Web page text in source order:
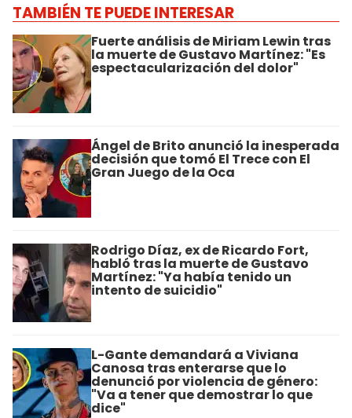
TAMBIÉN TE PUEDE INTERESAR
Fuerte análisis de Miriam Lewin tras
la muerte de Gustavo Martínez: "Es
espectacularización del dolor"
Ángel de Brito anunció la inesperada
decisión que tomó El Trece con El
Gran Juego de la Oca
Rodrigo Díaz, ex de Ricardo Fort,
habló tras la muerte de Gustavo
Martínez: "Ya había tenido un
intento de suicidio"
L-Gante demandará a Viviana
Canosa tras enterarse que lo
denunció por violencia de género:
"Va a tener que demostrar lo que
dice"